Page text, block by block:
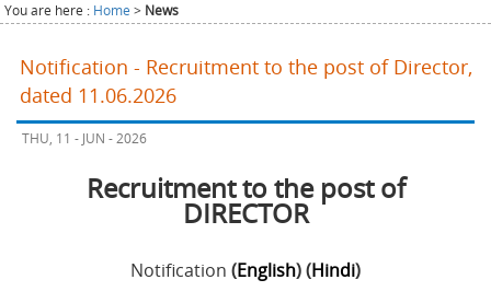
You are here : Home > News
Notification - Recruitment to the post of Director,
dated 11.06.2026
THU, 11 - JUN - 2026
Recruitment to the post of
DIRECTOR
Notification (English) (Hindi)